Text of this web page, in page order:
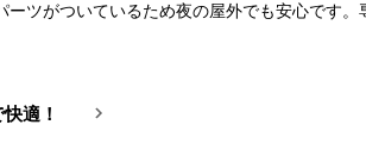
適！
ーツがついているため夜の屋外でも安心です。